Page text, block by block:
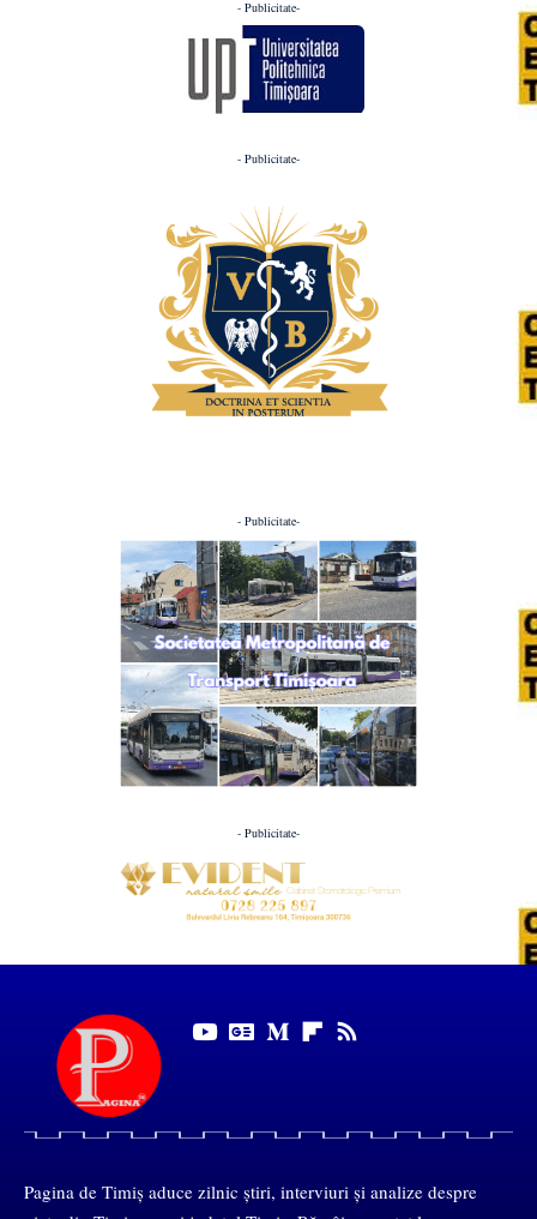
- Publicitate-
- Publicitate-
- Publicitate-
- Publicitate-
Pagina de Timiș aduce zilnic știri, interviuri și analize despre